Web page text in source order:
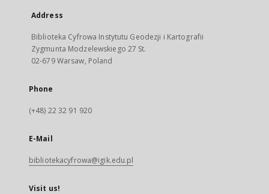
Address
Biblioteka Cyfrowa Instytutu Geodezji i Kartografii
Zygmunta Modzelewskiego 27 St.
02-679 Warsaw, Poland
Phone
(+48) 22 32 91 920
E-Mail
bibliotekacyfrowa@igik.edu.pl
Visit us!